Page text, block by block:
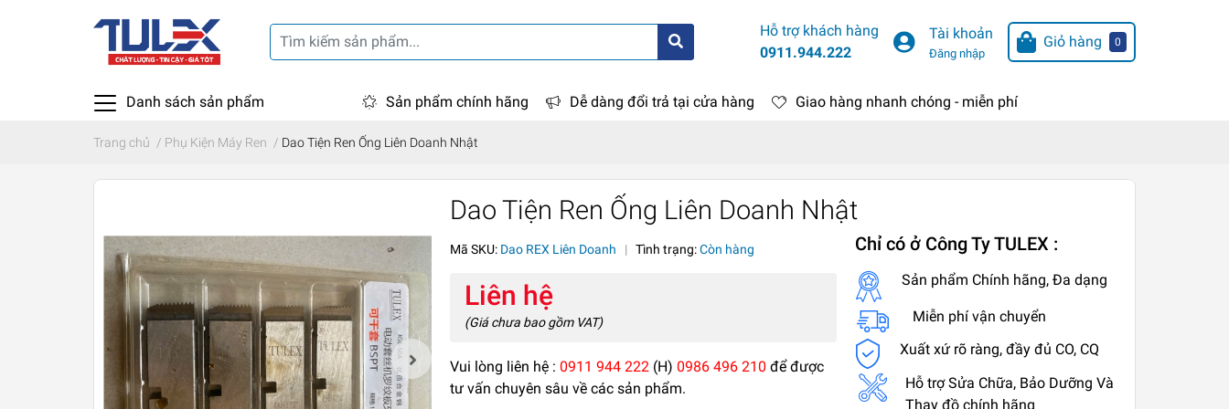
Hỗ trợ khách hàng
0911.944.222
Tài khoản
Đăng nhập
Giỏ hàng 0
Danh sách sản phẩm Sản phẩm chính hãng Dễ dàng đổi trả tại cửa hàng Giao hàng nhanh chóng - miễn phí
Trang chủ / Phụ Kiện Máy Ren / Dao Tiện Ren Ống Liên Doanh Nhật
Dao Tiện Ren Ống Liên Doanh Nhật
Mã SKU: Dao REX Liên Doanh | Tình trạng:Còn hàng
Liên hệ
(Giá chưa bao gồm VAT)
Vui lòng liên hệ :0911 944 222 (H)0986 496 210 để được
tư vấn chuyên sâu về các sản phẩm.
Chỉ có ở Công Ty TULEX :
Sản phẩm Chính hãng, Đa dạng
Miễn phí vận chuyển
Xuất xứ rõ ràng, đầy đủ CO, CQ
Hỗ trợ Sửa Chữa, Bảo Dưỡng Và
Thay đồ chính hãng